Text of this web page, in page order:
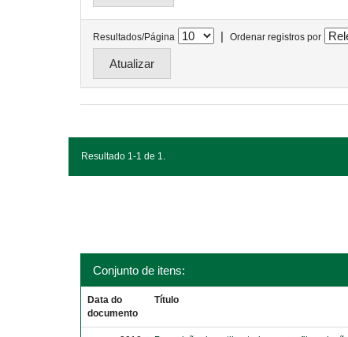
Resultados/Página | Ordenar registros por
Resultado 1-1 de 1.
Conjunto de itens:
Data do
documento
Título